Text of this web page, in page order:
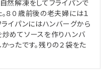
然解凍をしてフライパンで
８０歳前後の老夫婦には１
ライパンにはハンバーグから
めてソースを作りハンバ
ったです。残りの２袋をた